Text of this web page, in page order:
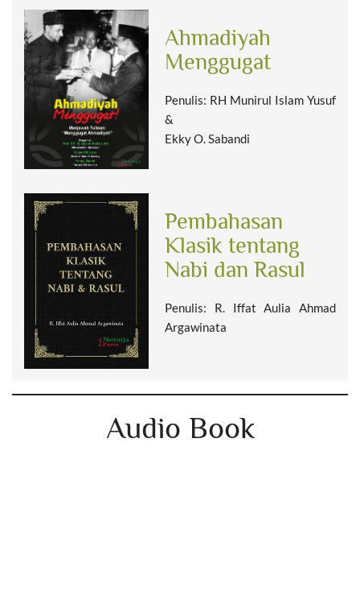
Ahmadiyah
Menggugat
Penulis: RH Munirul Islam Yusuf
&
Ekky O. Sabandi
Pembahasan
Klasik tentang
Nabi dan Rasul
Penulis: R. Iffat Aulia Ahmad
Argawinata
Audio Book